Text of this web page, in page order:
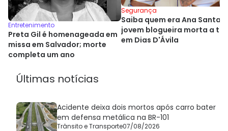
Entretenimento
Preta Gil é homenageada em
missa em Salvador; morte
completa um ano
Segurança
Saiba quem era Ana
jovem blogueira morta a
em Dias D'Ávila
Últimas notícias
Acidente deixa dois mortos após carro bater
em defensa metálica na BR-101
Trânsito e Transporte07/08/2026